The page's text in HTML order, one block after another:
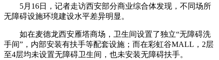
5月16日，记者走访西安部分商业综合体发现，不同场所
无障碍设施环境建设水平差异明显。
如在麦德龙西安雁塔商场，卫生间设置了独立“无障碍洗
手间”，内部安装有扶手等配套设施；而在彩虹谷MALL，2层
至4层均未设置无障碍卫生间，也未安装无障碍扶手。